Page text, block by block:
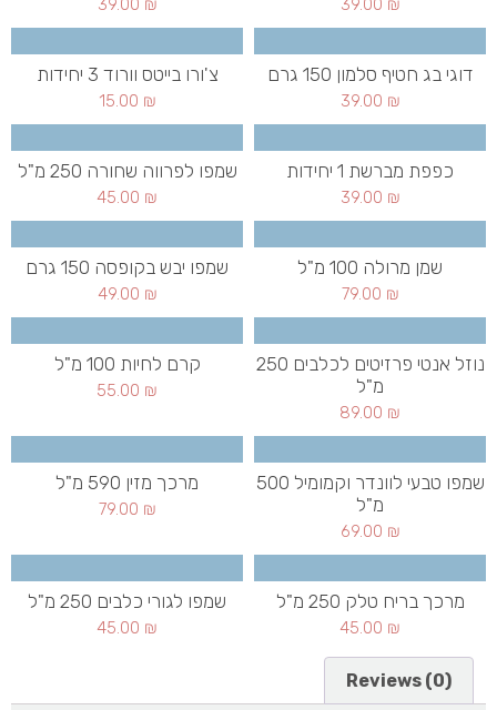
39.00 ₪
39.00 ₪
דוגי בג חטיף סלמון 150 גרם
39.00 ₪
צ'ורו בייטס וורוד 3 יחידות
15.00 ₪
כפפת מברשת 1 יחידות
39.00 ₪
שמפו לפרווה שחורה 250 מ"ל
45.00 ₪
שמן מרולה 100 מ"ל
79.00 ₪
שמפו יבש בקופסה 150 גרם
49.00 ₪
נוזל אנטי פרזיטים לכלבים 250
מ"ל
89.00 ₪
קרם לחיות 100 מ"ל
55.00 ₪
שמפו טבעי לוונדר וקמומיל 500
מ"ל
69.00 ₪
מרכך מזין 590 מ"ל
79.00 ₪
מרכך בריח טלק 250 מ"ל
45.00 ₪
שמפו לגורי כלבים 250 מ"ל
45.00 ₪
Reviews (0)